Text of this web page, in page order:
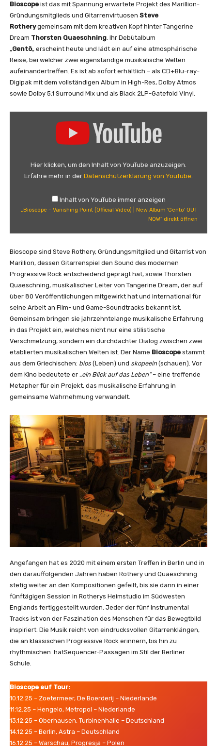
Bioscope ist das mit Spannung erwartete Projekt des Marillion-
Gründungsmitglieds und Gitarrenvirtuosen Steve
Rotherygemeinsam mit dem kreativen Kopf hinter Tangerine
Dream Thorsten Quaeschning. Ihr Debütalbum
„Gentō„ erscheint heute und lädt ein auf eine atmosphärische
Reise, bei welcher zwei eigenständige musikalische Welten
aufeinandertreffen. Es ist ab sofort erhältlich – als CD+Blu-ray-
Digipak mit dem vollständigen Album in High-Res, Dolby Atmos
sowie Dolby 5.1 Surround Mix und als Black 2LP-Gatefold Vinyl.
n
i
s
h
i
n
g
P
o
i
n
t
(
O
f
i
i
a
l
N
e
w
A
l
b
u
m
'
G
n
t
ō
'
O
U
Hier klicken, um den Inhalt von YouTube anzuzeigen.
Erfahre mehr in der Datenschutzerklärung von YouTube.
Inhalt von YouTube immer anzeigen
„Bioscope – Vanishing Point (Official Video) | New Album 'Gentō' OUT
NOW“ direkt öffnen
Bioscope sind Steve Rothery, Gründungsmitglied und Gitarrist von
Marillion, dessen Gitarrenspiel den Sound des modernen
Progressive Rock entscheidend geprägt hat, sowie Thorsten
Quaeschning, musikalischer Leiter von Tangerine Dream, der auf
über 80 Veröffentlichungen mitgewirkt hat und international für
seine Arbeit an Film- und Game-Soundtracks bekannt ist.
Gemeinsam bringen sie jahrzehntelange musikalische Erfahrung
in das Projekt ein, welches nicht nur eine stilistische
Verschmelzung, sondern ein durchdachter Dialog zwischen zwei
etablierten musikalischen Welten ist. Der Name Bioscope stammt
aus dem Griechischen: bios (Leben) und skopeein (schauen). Vor
dem Kino bedeutete er „ein Blick auf das Leben“– eine treffende
Metapher für ein Projekt, das musikalische Erfahrung in
gemeinsame Wahrnehmung verwandelt.
Angefangen hat es 2020 mit einem ersten Treffen in Berlin und in
den darauffolgenden Jahren haben Rothery und Quaeschning
stetig weiter an den Kompositionen gefeilt, bis sie dann in einer
fünftägigen Session in Rotherys Heimstudio im Südwesten
Englands fertiggestellt wurden. Jeder der fünf Instrumental
Tracks ist von der Faszination des Menschen für das Bewegtbild
inspiriert. Die Musik reicht von eindrucksvollen Gitarrenklängen,
die an klassischen Progressive Rock erinnern, bis hin zu
rhythmischen hatSequencer-Passagen im Stil der Berliner
Schule.
Bioscope auf Tour:
10.12.25 – Zoetermeer, De Boerderij – Niederlande
11.12.25 – Hengelo, Metropol – Niederlande
13.12.25 – Oberhausen, Turbinenhalle – Deutschland
14.12.25 – Berlin, Astra – Deutschland
16.12.25 – Warschau, Progresja – Polen